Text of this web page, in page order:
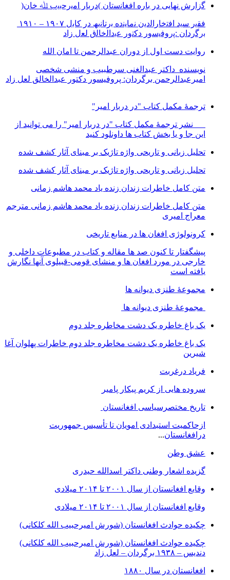
ﮔزارش ﻧﮭﺎﯾﯽ در ﺑﺎره اﻓﻐﺎﻧﺳﺗﺎن )درﺑﺎر اﻣﯾرﺣﺑﯾب ﷲ ﺧﺎن(
ﺑرﮔردان :ﭘروﻓﯾﺳور دﮐﺗور ﻋﺑداﻟﺧﺎﻟق ﻟﻌل زاد
روایت دست اول از دوران عبدالرحمن تا امان الله
نویسنده داکتر عبدالغنی سرطبیب و منشی شخصی
امیرعبدالرحمن برگردان: پروفیسور دکتور عبدالخالق لعل زاد
ترجمۀ مکمل کتاب "در دربار امیر"
نشر ترجمۀ مکمل کتاب "در دربار امیر" را می توانید از
این جا و یا بخش کتاب ها داونلود کنید
تحلیل زبانی و تاریحی واژه تاژیک بر مبنای آثار کشف شده
تحلیل زبانی و تاریحی واژه تاژیک بر مبنای آثار کشف شده
متن کامل خاطرات زندان زنده یاد محمد هاشم زمانی
متن کامل خاطرات زندان زنده یاد محمد هاشم زمانی مترجم
معراج امیری
کرونولوژی افغان ھا در منابع تاریخی
پیشگفتار تا کنون صد ھا مقاله و کتاب در مطبوعات داخلی و
خارجی در مورد افغان ھا و منشای قومی-قبیلوی آنھا نگارش
یافته است
مجموعهٔ طنزی دیوانه ها
مجموعهٔ طنزی دیوانه ها
یک باغ خاطره یک دشت مخاطره جلد دوم
یک باغ خاطره یک دشت مخاطره جلد دوم خاطرات پهلوان آغا
شیرین
فریاد درغربت
سروده هایی از کریم پیکار پامیر
تاریخ مختصرسیاسی افغانستان
ازحاکمیت استبدادی امویان تا تأسیس جمهوریت
درافغانستان...
عشق وطن
گزیده اشعار وطنی داکتر اسدالله حیدری
وقایع افغانستان از سال ۲۰۰۱ تا ۲۰۱۴ میلادی
وقایع افغانستان از سال ۲۰۰۱ تا ۲۰۱۴ میلادی
چکیده حوادث افغانستان (شورش امیرحبیب الله کلکانی)
چکیده حوادث افغانستان (شورش امیرحبیب الله کلکانی)
دندیس – ١٩٣٨ برگردان – لعل زاد
افغانستان در سال ۱۸۸۰